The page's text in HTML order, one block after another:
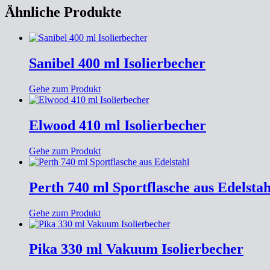
Ähnliche Produkte
Sanibel 400 ml Isolierbecher
Gehe zum Produkt
Elwood 410 ml Isolierbecher
Gehe zum Produkt
Perth 740 ml Sportflasche aus
Gehe zum Produkt
Pika 330 ml Vakuum Isolierbecher